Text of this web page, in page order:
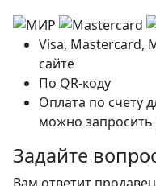
Visa, Mastercard,
сайте
По QR-коду
Оплата по счету
можно
Задайте